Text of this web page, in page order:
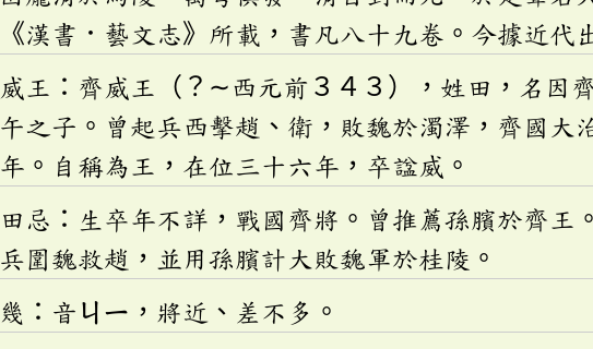
《漢書．藝文志》所載，書凡八十九卷。今據近代
威王：齊威王（？∼西元前３４３），姓田，名因
午之子。曾起兵西擊趙、衛，敗魏於濁澤，齊國大
年。自稱為王，在位三十六年，卒諡威。
田忌：生卒年不詳，戰國齊將。曾推薦孫臏於齊王
兵圍魏救趙，並用孫臏計大敗魏軍於桂陵。
幾：音 ㄐㄧ ，將近、差不多。